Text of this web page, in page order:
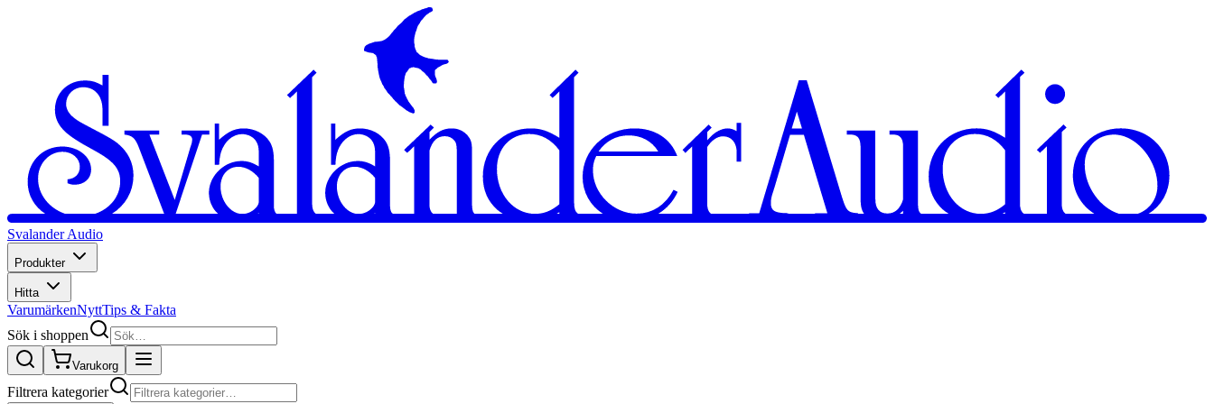
Svalander Audio
Produkter
Hitta
VarumärkenNyttTips & Fakta
Sök i shoppen
Varukorg
Filtrera kategorier